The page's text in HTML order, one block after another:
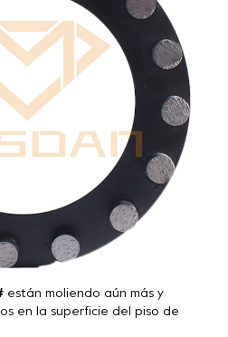
están moliendo aún más y
en la superficie del piso de